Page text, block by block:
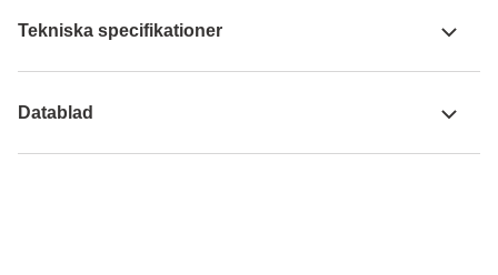
Tekniska specifikationer
Datablad